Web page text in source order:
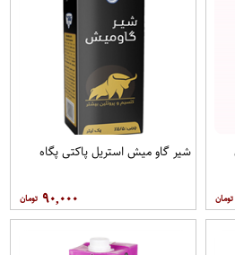
شیر گاو میش استریل پاکتی پگاه
۹۰,۰۰۰